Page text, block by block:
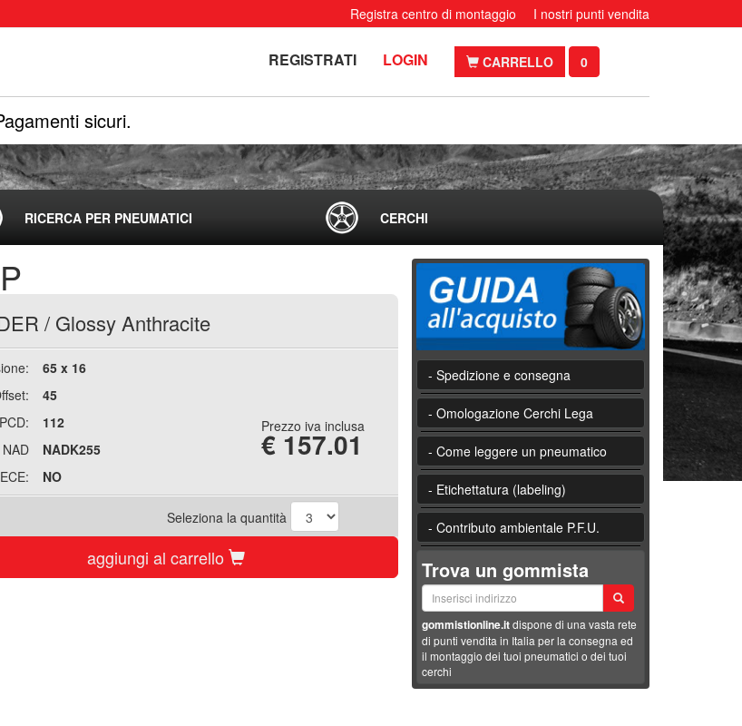
Registra centro di montaggio I nostri punti vendita
REGISTRATI LOGIN CARRELLO 0
sicuri.
RICERCA PER PNEUMATICI CERCHI
/ Glossy Anthracite
65 x 16
45
PCD:
112
NAD
NADK255
ECE:
NO
Prezzo iva inclusa
€ 157.01
Seleziona la quantità
aggiungi al carrello
- Spedizione e consegna
- Omologazione Cerchi Lega
- Come leggere un pneumatico
- Etichettatura (labeling)
- Contributo ambientale P.F.U.
Trova un gommista
gommistionline.itdispone di una vasta rete
di punti vendita in Italia per la consegna ed
il montaggio dei tuoi pneumatici o dei tuoi
cerchi